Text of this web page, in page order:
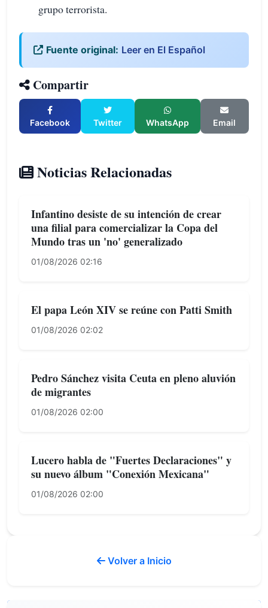
grupo terrorista.
Fuente original: Leer en El Español
Compartir
Facebook Twitter WhatsApp Email
Noticias Relacionadas
Infantino desiste de su intención de crear
una filial para comercializar la Copa del
Mundo tras un 'no' generalizado
01/08/2026 02:16
El papa León XIV se reúne con Patti Smith
01/08/2026 02:02
Pedro Sánchez visita Ceuta en pleno aluvión
de migrantes
01/08/2026 02:00
Lucero habla de "Fuertes Declaraciones" y
su nuevo álbum "Conexión Mexicana"
01/08/2026 02:00
Volver a Inicio